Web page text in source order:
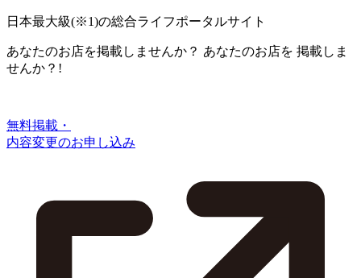
日本最大級(※1)の総合ライフポータルサイト
あなたのお店を掲載しませんか？ あなたのお店を 掲載しま
せんか？!
無料掲載・
内容変更のお申し込み